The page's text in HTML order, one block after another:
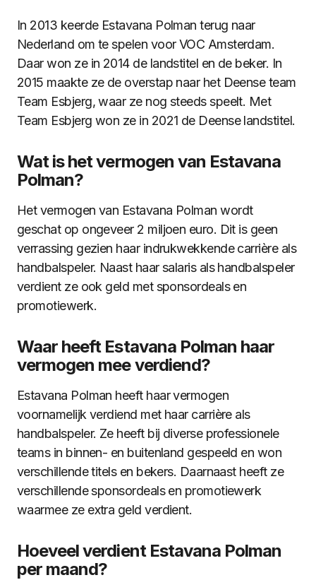
In 2013 keerde Estavana Polman terug naar
Nederland om te spelen voor VOC Amsterdam.
Daar won ze in 2014 de landstitel en de beker. In
2015 maakte ze de overstap naar het Deense team
Team Esbjerg, waar ze nog steeds speelt. Met
Team Esbjerg won ze in 2021 de Deense landstitel.
Wat is het vermogen van Estavana
Polman?
Het vermogen van Estavana Polman wordt
geschat op ongeveer 2 miljoen euro. Dit is geen
verrassing gezien haar indrukwekkende carrière als
handbalspeler. Naast haar salaris als handbalspeler
verdient ze ook geld met sponsordeals en
promotiewerk.
Waar heeft Estavana Polman haar
vermogen mee verdiend?
Estavana Polman heeft haar vermogen
voornamelijk verdiend met haar carrière als
handbalspeler. Ze heeft bij diverse professionele
teams in binnen- en buitenland gespeeld en won
verschillende titels en bekers. Daarnaast heeft ze
verschillende sponsordeals en promotiewerk
waarmee ze extra geld verdient.
Hoeveel verdient Estavana Polman
per maand?